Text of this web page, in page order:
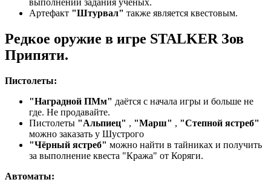
выполнении задания учёных.
Артефакт "Штурвал" также является квестовым.
Редкое оружие в игре STALKER Зов
Припяти.
Пистолеты:
"Наградной ПМм" даётся с начала игры и больше не
где. Не продавайте.
Пистолеты "Альпиец" , "Марш" , "Степной ястреб"
можно заказать у Шустрого
"Чёрный ястреб" можно найти в тайниках и получить
за выполнение квеста "Кража" от Коряги.
Автоматы: